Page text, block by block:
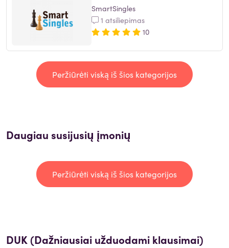
SmartSingles
1 atsiliepimas
10
Peržiūrėti viską iš šios kategorijos
Daugiau susijusių įmonių
Peržiūrėti viską iš šios kategorijos
DUK (Dažniausiai užduodami klausimai)